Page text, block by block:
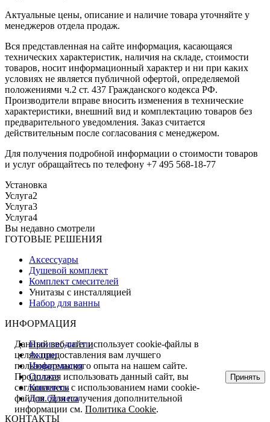
Актуальные цены, описание и наличие товара уточняйте у
менеджеров отдела продаж.
Вся представленная на сайте информация, касающаяся
технических характеристик, наличия на складе, стоимости
товаров, носит информационный характер и ни при каких
условиях не является публичной офертой, определяемой
положениями ч.2 ст. 437 Гражданского кодекса РФ.
Производители вправе вносить изменения в технические
характеристики, внешний вид и комплектацию товаров без
предварительного уведомления. Заказ считается
действительным после согласования с менеджером.
Для получения подробной информации о стоимости товаров
и услуг обращайтесь по телефону +7 495 568-18-77
Установка
Услуга2
Услуга3
Услуга4
Вы недавно смотрели
ГОТОВЫЕ РЕШЕНИЯ
Аксессуары
Душевой комплект
Комплект смесителей
Унитазы с инсталляцией
Набор для ванны
ИНФОРМАЦИЯ
Производители
Акции
Информация
Оплата
Контакты
Для бизнеса
КОНТАКТЫ
Данный веб-сайт использует cookie-файлы в
целях предоставления вам лучшего
пользовательского опыта на нашем сайте.
Продолжая использовать данный сайт, вы
соглашаетесь с использованием нами cookie-
файлов. Для получения дополнительной
информации см.Политика Cookie.
Принять